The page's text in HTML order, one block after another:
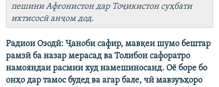
пешини Афғонистон дар Тоҷикистон суҳбати
ихтисосӣ анҷом дод.
Радиои Озодӣ: Ҷаноби сафир, мавқеи шумо бештар
рамзӣ ба назар мерасад ва Толибон сафоратро
намояндаи расмии худ намешиносанд. Оё боре бо
онҳо дар тамос будед ва агар бале, чӣ мавзуъҳоро